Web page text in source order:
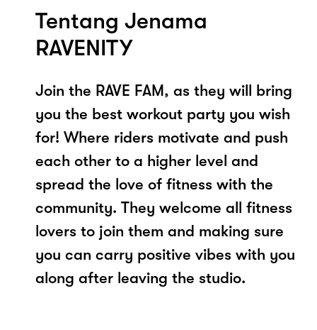
Tentang Jenama
RAVENITY
Join the RAVE FAM, as they will bring
you the best workout party you wish
for! Where riders motivate and push
each other to a higher level and
spread the love of fitness with the
community. They welcome all fitness
lovers to join them and making sure
you can carry positive vibes with you
along after leaving the studio.